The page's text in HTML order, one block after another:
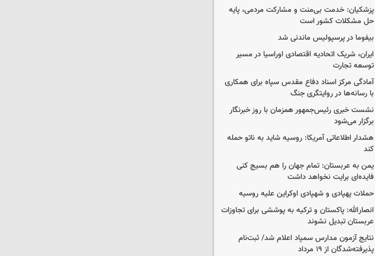
پزشکیان: خدمت بی‌منت و مشارکت مردمی، پایه
حل مشکلات کشور است
بیفوما در پرسپولیس ماندنی شد
ایران، شریک اتحادیه اقتصادی اوراسیا در مسیر
توسعه تجارت
آمادگی مرکز اسناد دفاع مقدس سپاه برای همکاری
با رسانه‌ها در روایتگری جنگ
نشست خبری رئیس‌جمهور همزمان با روز خبرنگار
برگزار می‌شود
هشدار اطلاعاتی آمریکا: روسیه شاید به ناتو حمله
کند
یمن به عربستان: تمام جهان را هم بسیج کنی
فایده‌ای برایت نخواهد داشت
حملات پهپادی و شهپادی اوکراین علیه روسیه
انصارالله: پاکستان و ترکیه به پوششی برای تجاوزات
عربستان تبدیل نشوند
نتایج آزمون مدارس سمپاد اعلام شد/ ثبت‌نام
پذیرفته‌شدگان از ۱۹ مرداد